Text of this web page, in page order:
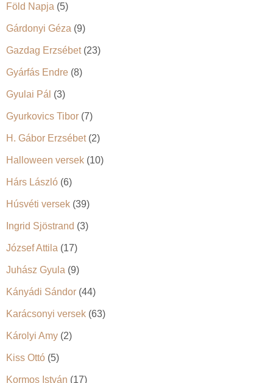
Föld Napja (5)
Gárdonyi Géza (9)
Gazdag Erzsébet(23)
Gyárfás Endre (8)
Gyulai Pál (3)
Gyurkovics Tibor (7)
H. Gábor Erzsébet(2)
Halloween versek (10)
Hárs László (6)
Húsvéti versek (39)
Ingrid Sjöstrand (3)
József Attila (17)
Juhász Gyula (9)
Kányádi Sándor (44)
Karácsonyi versek (63)
Károlyi Amy (2)
Kiss Ottó (5)
Kormos István (17)